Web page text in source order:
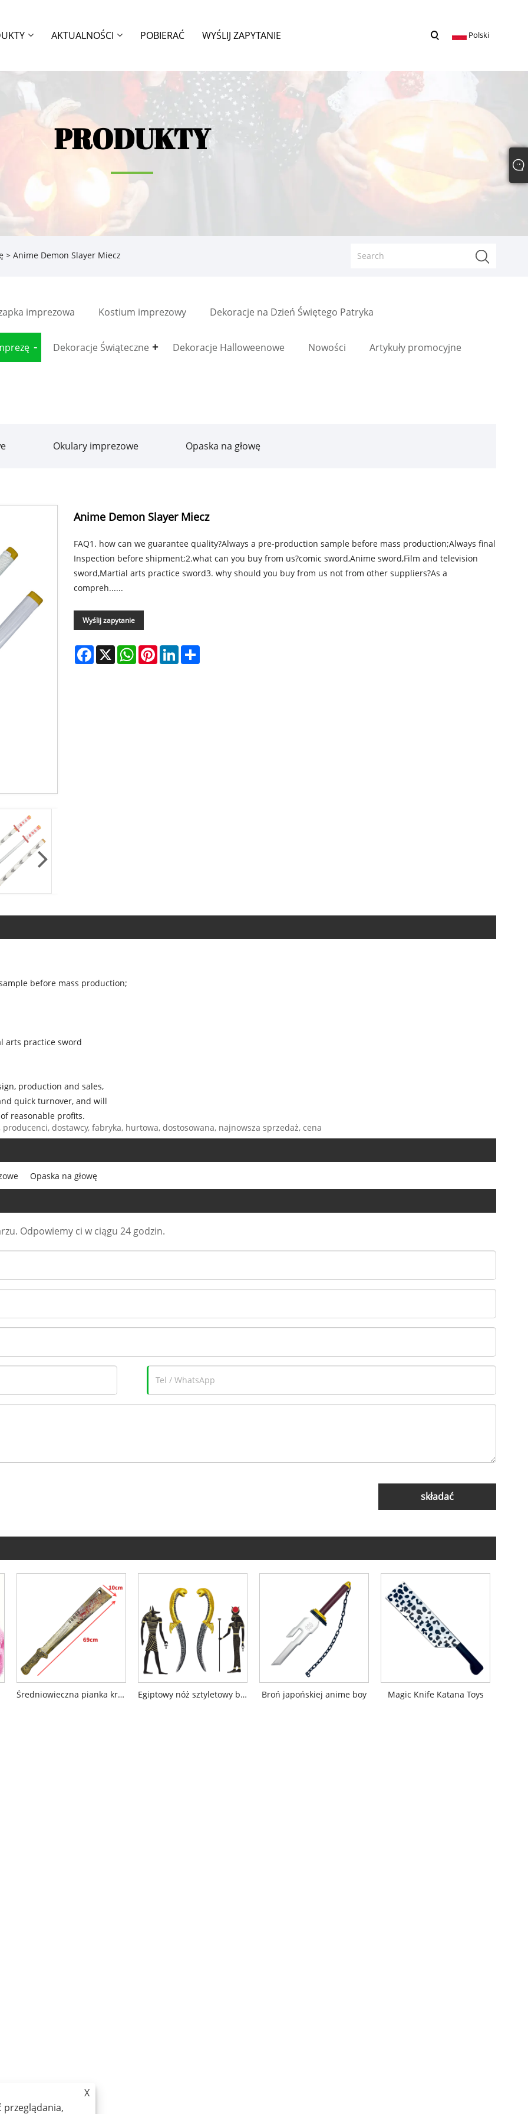
AKTUALNOŚCI POBIERAĆ WYŚLIJ ZAPYTANIE Polski
PRODUKTY
> Anime Demon Slayer Miecz
imprezowa Kostium imprezowy Dekoracje na Dzień Świętego Patryka
Dekoracje Świąteczne Dekoracje Halloweenowe Nowości Artykuły promocyjne
Okulary imprezowe Opaska na głowę
Anime Demon Slayer Miecz
FAQ1. how can we guarantee quality?Always a pre-production sample before mass production;Always final
Inspection before shipment;2.what can you buy from us?comic sword,Anime sword,Film and television
sword,Martial arts practice sword3. why should you buy from us not from other suppliers?As a
compreh......
Wyślij zapytanie
Facebook
X WhatsApp
PinterestLinkedIn
before mass production;
arts practice sword
production and sales,
quick turnover, and will
reasonable profits.
dostawcy, fabryka, hurtowa, dostosowana, najnowsza sprzedaż, cena
Opaska na głowę
Odpowiemy ci w ciągu 24 godzin.
składać
Średniowieczna pianka krwawa miecz na planszy wikingów Egiptowy nóż sztyletowy broń Broń japońskiej anime boy Magic Knife Katana Toys
X
przeglądania,